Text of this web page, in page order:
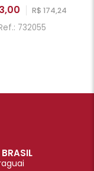
R$ 174,24
732055